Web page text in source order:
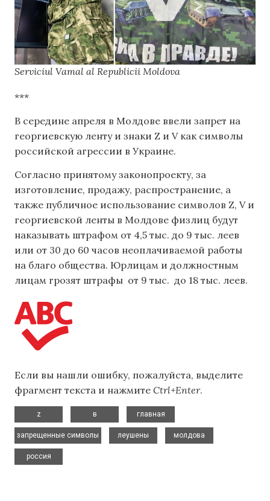
Serviciul Vamal al Republicii Moldova
***
В середине апреля в Молдове ввели запрет на
георгиевскую ленту и знаки Z и V как символы
российской агрессии в Украине.
Согласно принятому законопроекту, за
изготовление, продажу, распространение, а
также публичное использование символов Z, V и
георгиевской ленты в Молдове физлиц будут
наказывать штрафом от 4,5 тыс. до 9 тыс. леев
или от 30 до 60 часов неоплачиваемой работы
на благо общества. Юрлицам и должностным
лицам грозят штрафы от 9 тыс. до 18 тыс. леев.
Если вы нашли ошибку, пожалуйста, выделите
фрагмент текста и нажмите Ctrl+Enter.
z
в
главная
запрещенные символы
леушены
молдова
россия